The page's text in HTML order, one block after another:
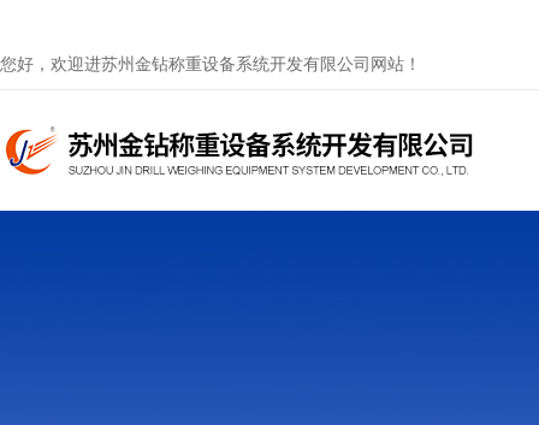
您好，欢迎进苏州金钻称重设备系统开发有限公司网站！